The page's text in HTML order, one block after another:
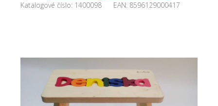
Katalogové číslo: 1400098 EAN: 8596129000417